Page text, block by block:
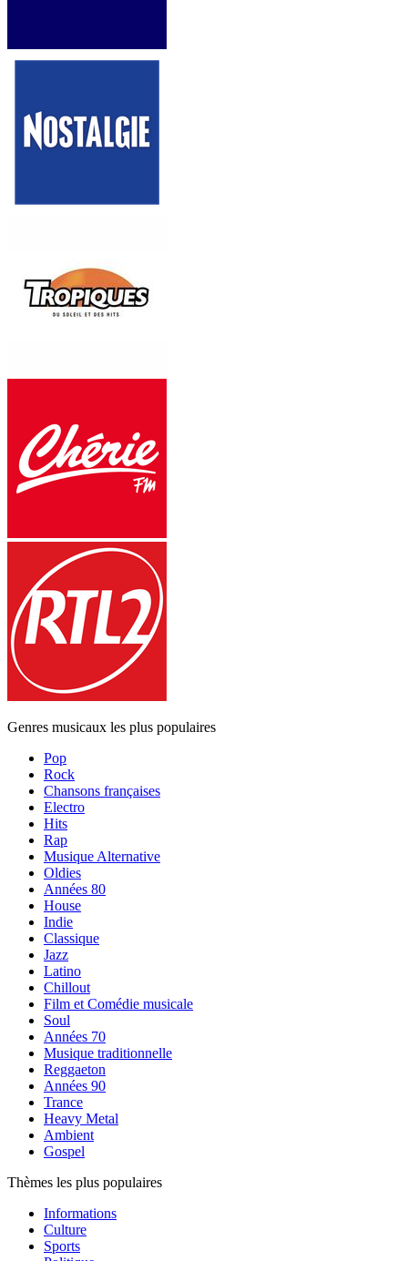
Genres musicaux les plus populaires
Pop
Rock
Chansons françaises
Electro
Hits
Rap
Musique Alternative
Oldies
Années 80
House
Indie
Classique
Jazz
Latino
Chillout
Film et Comédie musicale
Soul
Années 70
Musique traditionnelle
Reggaeton
Années 90
Trance
Heavy Metal
Ambient
Gospel
Thèmes les plus populaires
Informations
Culture
Sports